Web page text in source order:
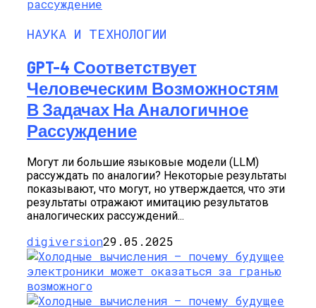
НАУКА И ТЕХНОЛОГИИ
GPT-4 Соответствует
Человеческим Возможностям
В Задачах На Аналогичное
Рассуждение
Могут ли большие языковые модели (LLM)
рассуждать по аналогии? Некоторые результаты
показывают, что могут, но утверждается, что эти
результаты отражают имитацию результатов
аналогических рассуждений...
digiversion29.05.2025